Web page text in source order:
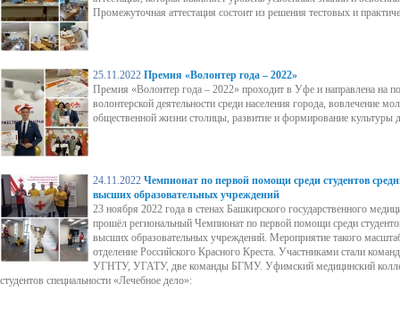
Промежуточная аттестация состоит из решения тестовых и
25.11.2022 Премия «Волонтер года – 2022»
Премия «Волонтер года – 2022» проходит в Уфе и направлена на
волонтерской деятельности среди населения города, вовлечение
общественной жизни столицы, развитие и формирование культуры
24.11.2022 Чемпионат по первой помощи среди студентов
высших образовательных учреждений
23 ноября 2022 года в стенах Башкирского государственного
прошёл региональный Чемпионат по первой помощи среди
высших образовательных учреждений. Мероприятие такого
отделение Российского Красного Креста. Участниками стали
УГНТУ, УГАТУ, две команды БГМУ. Уфимский медицинский
студентов специальности «Лечебное дело»: